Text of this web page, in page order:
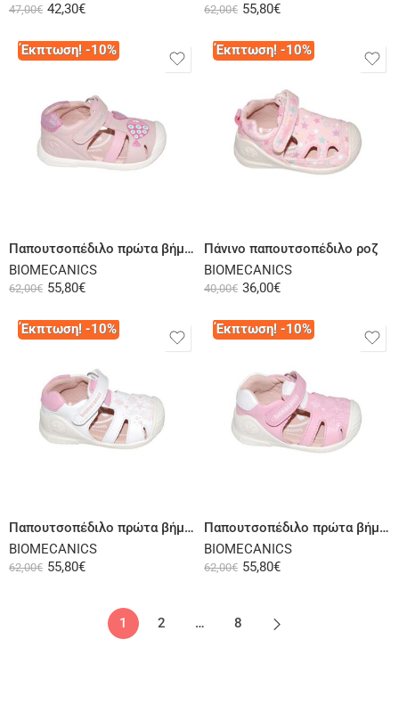
47,00€ 42,30€ 62,00€ 55,80€
Έκπτωση! -10%
Παπουτσοπέδιλο πρώτα βήματα δερμάτινο ροζ
BIOMECANICS
62,00€ 55,80€
Έκπτωση! -10%
Πάνινο παπουτσοπέδιλο ροζ
BIOMECANICS
40,00€ 36,00€
Έκπτωση! -10%
Παπουτσοπέδιλο πρώτα βήματα δερμάτινο λευκό ροζ
BIOMECANICS
62,00€ 55,80€
Έκπτωση! -10%
Παπουτσοπέδιλο πρώτα βήματα δερμάτινο ροζ
BIOMECANICS
62,00€ 55,80€
1 2 … 8